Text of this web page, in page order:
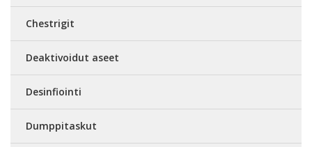
Chestrigit
Deaktivoidut aseet
Desinfiointi
Dumppitaskut